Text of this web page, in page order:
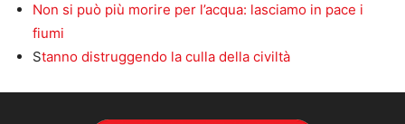
Non si può più morire per l’acqua: lasciamo in pace i
fiumi
Stanno distruggendo la culla della civiltà